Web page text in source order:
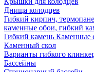
Днища колодцев
Гибкий кирпич,
каменные обои, гибкий
Гибкий камень Каменные
Каменный скол
Варианты гибкого
Бассейны